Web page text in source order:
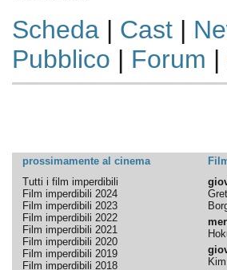
Scheda| Cast|
Pubblico | Forum |
prossimamente al cinema
Tutti i film imperdibili
Film imperdibili 2024
Film imperdibili 2023
Film imperdibili 2022
Film imperdibili 2021
Film imperdibili 2020
Film imperdibili 2019
Film imperdibili 2018